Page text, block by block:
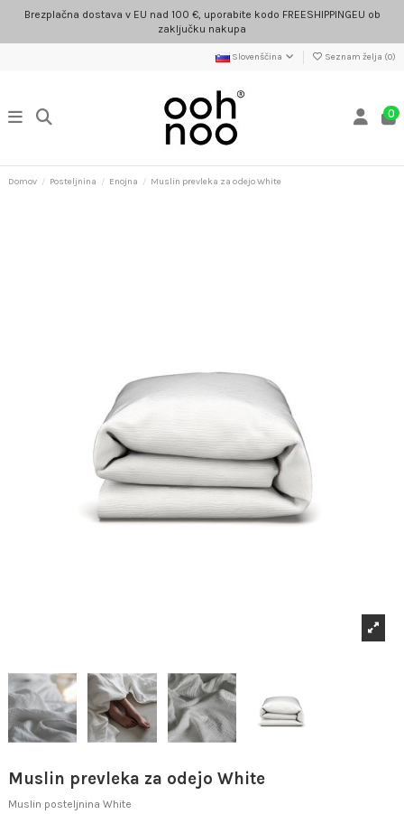
Brezplačna dostava v EU nad 100 €, uporabite kodo FREESHIPPINGEU ob
zaključku nakupa
Slovenščina Seznam želja (0)
0
Domov Posteljnina Enojna Muslin prevleka za odejo White
Muslin prevleka za odejo White
Muslin posteljnina White